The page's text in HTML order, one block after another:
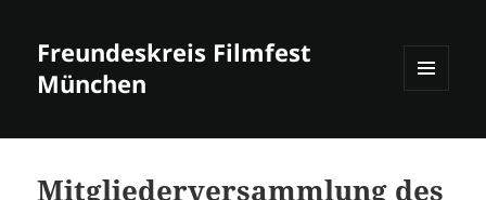
Freundeskreis Filmfest
München
WIDGETS
Mitgliederversammlung des